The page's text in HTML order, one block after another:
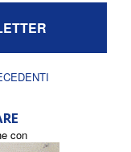
con